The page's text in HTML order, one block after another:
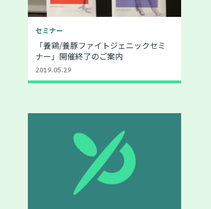
セミナー
「養鶏/養豚ファイトジェニックセミ
ナー」開催終了のご案内
2019.05.29